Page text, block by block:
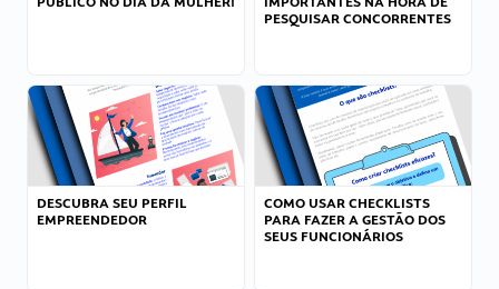
PESQUISAR CONCORRENTES
DESCUBRA SEU PERFIL
EMPREENDEDOR
COMO USAR CHECKLISTS
PARA FAZER A GESTÃO DOS
SEUS FUNCIONÁRIOS